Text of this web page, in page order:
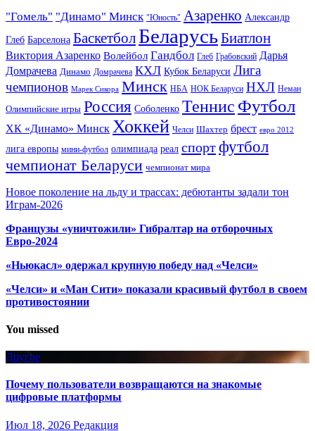
"Гомель" "Динамо" Минск "Юность" Азаренко Александр
Глеб Барселона Баскетбол БеларусьБиатлон
Виктория Азаренко Волейбол Гандбол Глеб Грабовский Дарья
Домрачева Динамо Домрачева КХЛ Кубок Беларуси Лига
чемпионов Марек Сикора Минск НБА НОК Беларуси НХЛ Неман
Олимпийские игры Россия Соболенко Теннис Футбол
ХК «Динамо» Минск Хоккей Челси Шахтер брест евро 2012
лига европы мини-футбол олимпиада реал спортфутбол
чемпионат Беларуси чемпионат мира
Новое поколение на льду и трассах: дебютанты задали тон
Играм-2026
Французы «уничтожили» Гибралтар на отборочных
Евро-2024
«Ньюкасл» одержал крупную победу над «Челси»
«Челси» и «Ман Сити» показали красивый футбол в своем
противостоянии
You missed
Другое
Почему пользователи возвращаются на знакомые
цифровые платформы
Июл 18, 2026 Редакция